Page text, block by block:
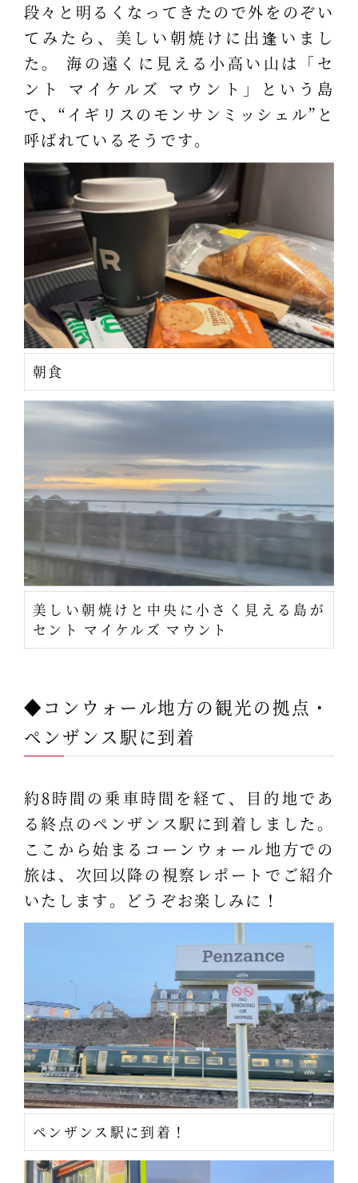
段々と明るくなってきたので外をのぞい
てみたら、美しい朝焼けに出逢いまし
た。 海の遠くに見える小高い山は「セ
ント マイケルズ マウント」という島
で、“イギリスのモンサンミッシェル”と
呼ばれているそうです。
朝食
美しい朝焼けと中央に小さく見える島が
セント マイケルズ マウント
◆コンウォール地方の観光の拠点・
ペンザンス駅に到着
約8時間の乗車時間を経て、目的地であ
る終点のペンザンス駅に到着しました。
ここから始まるコーンウォール地方での
旅は、次回以降の視察レポートでご紹介
いたします。どうぞお楽しみに！
ペンザンス駅に到着！